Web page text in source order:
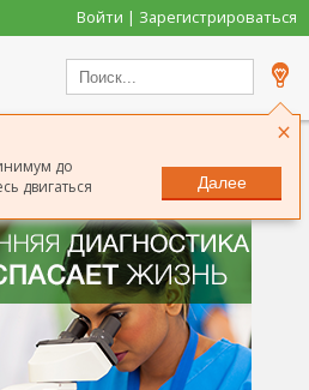
Войти | Зарегистрироваться
×
до
двигаться
Далее